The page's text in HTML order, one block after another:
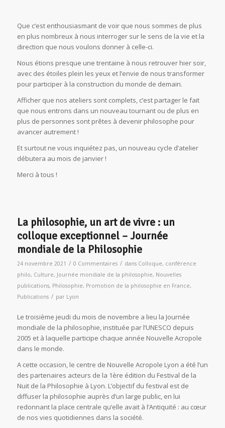
Que c’est enthousiasmant de voir que nous sommes de plus
en plus nombreux à nous interroger sur le sens de la vie et la
direction que nous voulons donner à celle-ci.
Nous étions presque une trentaine à nous retrouver hier soir,
avec des étoiles plein les yeux et l’envie de nous transformer
pour participer à la construction du monde de demain.
Afficher que nos ateliers sont complets, c’est partager le fait
que nous entrons dans un nouveau tournant ou de plus en
plus de personnes sont prêtes à devenir philosophe pour
avancer autrement !
Et surtout ne vous inquiétez pas, un nouveau cycle d’atelier
débutera au mois de janvier !
Merci à tous !
La philosophie, un art de vivre : un
colloque exceptionnel – Journée
mondiale de la Philosophie
24 novembre 2021 / 0 Commentaires / dans Colloque, conférence
philo, Culture, Journée mondiale de la philosophie, Nouvelles
publications, Philosophie, Promotion de la philosophie en France,
Publications / par Lyon
Le troisième jeudi du mois de novembre a lieu la Journée
mondiale de la philosophie, instituée par l’UNESCO depuis
2005 et à laquelle participe chaque année Nouvelle Acropole
dans le monde.
A cette occasion, le centre de Nouvelle Acropole Lyon a été l’un
des partenaires acteurs de la 1ère édition du Festival de la
Nuit de la Philosophie à Lyon. L’objectif du festival est de
diffuser la philosophie auprès d’un large public, en lui
redonnant la place centrale qu’elle avait à l’Antiquité : au cœur
de nos vies quotidiennes dans la société.